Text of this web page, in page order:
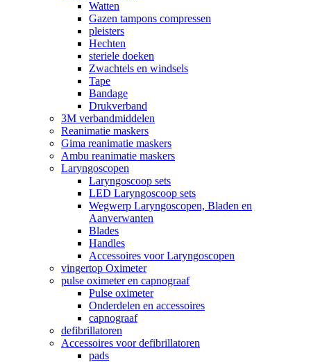
Watten
Gazen tampons compressen
pleisters
Hechten
steriele doeken
Zwachtels en windsels
Tape
Bandage
Drukverband
3M verbandmiddelen
Reanimatie maskers
Gima reanimatie maskers
Ambu reanimatie maskers
Laryngoscopen
Laryngoscoop sets
LED Laryngoscoop sets
Wegwerp Laryngoscopen, Bladen en
Aanverwanten
Blades
Handles
Accessoires voor Laryngoscopen
vingertop Oximeter
pulse oximeter en capnograaf
Pulse oximeter
Onderdelen en accessoires
capnograaf
defibrillatoren
Accessoires voor defibrillatoren
pads